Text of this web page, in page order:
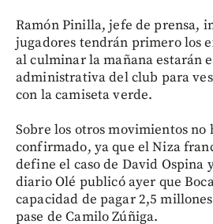
Ramón Pinilla, jefe de prensa,
jugadores tendrán primero los
al culminar la mañana estarán
administrativa del club para
con la camiseta verde.
Sobre los otros movimientos no
confirmado, ya que el Niza
define el caso de David Ospina
diario Olé publicó ayer que
capacidad de pagar 2,5
pase de Camilo Zúñiga.